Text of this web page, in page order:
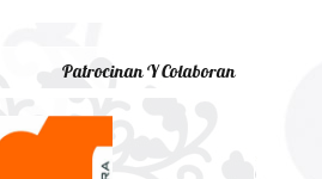
Patrocinan Y Colaboran